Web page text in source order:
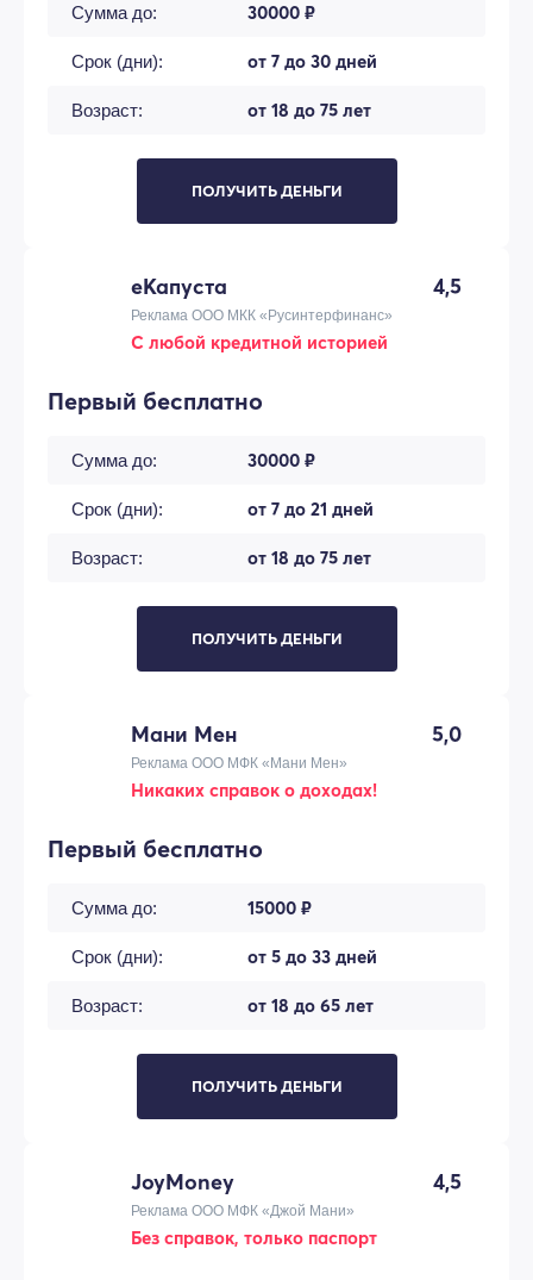
Сумма до: 30000 ₽
Срок (дни): от 7 до 30 дней
Возраст: от 18 до 75 лет
ПОЛУЧИТЬ ДЕНЬГИ
еКапуста 4,5
Реклама ООО МКК «Русинтерфинанс»
С любой кредитной историей
Первый бесплатно
Сумма до: 30000 ₽
Срок (дни): от 7 до 21 дней
Возраст: от 18 до 75 лет
ПОЛУЧИТЬ ДЕНЬГИ
Мани Мен 5,0
Реклама ООО МФК «Мани Мен»
Никаких справок о доходах!
Первый бесплатно
Сумма до: 15000 ₽
Срок (дни): от 5 до 33 дней
Возраст: от 18 до 65 лет
ПОЛУЧИТЬ ДЕНЬГИ
JoyMoney 4,5
Реклама ООО МФК «Джой Мани»
Без справок, только паспорт